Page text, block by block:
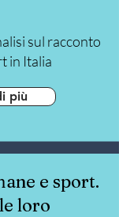
sul racconto
in Italia
più
e sport.
loro